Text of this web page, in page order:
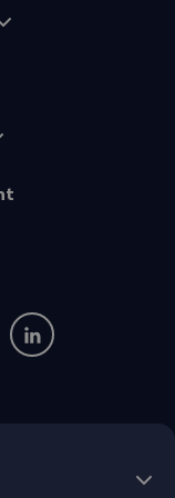
nous sur Twitter
nous sur
: rejoignez-nous
fenêtre :
Nouvelle fenêtre :